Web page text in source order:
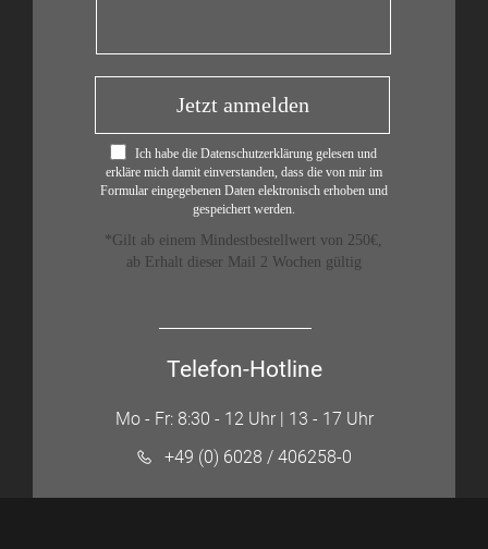
Jetzt anmelden
Ich habe die Datenschutzerklärung gelesen und
erkläre mich damit einverstanden, dass die von mir im
Formular eingegebenen Daten elektronisch erhoben und
gespeichert werden.
*Gilt ab einem Mindestbestellwert von 250€,
ab Erhalt dieser Mail 2 Wochen gültig
Telefon-Hotline
Mo - Fr: 8:30 - 12 Uhr | 13 - 17 Uhr
+49 (0) 6028 / 406258-0